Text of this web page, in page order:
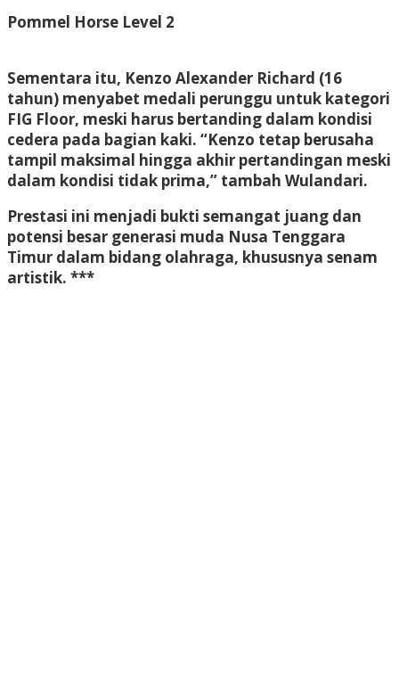
Pommel Horse Level 2
Sementara itu, Kenzo Alexander Richard (16
tahun) menyabet medali perunggu untuk kategori
FIG Floor, meski harus bertanding dalam kondisi
cedera pada bagian kaki. “Kenzo tetap berusaha
tampil maksimal hingga akhir pertandingan meski
dalam kondisi tidak prima,” tambah Wulandari.
Prestasi ini menjadi bukti semangat juang dan
potensi besar generasi muda Nusa Tenggara
Timur dalam bidang olahraga, khususnya senam
artistik. ***